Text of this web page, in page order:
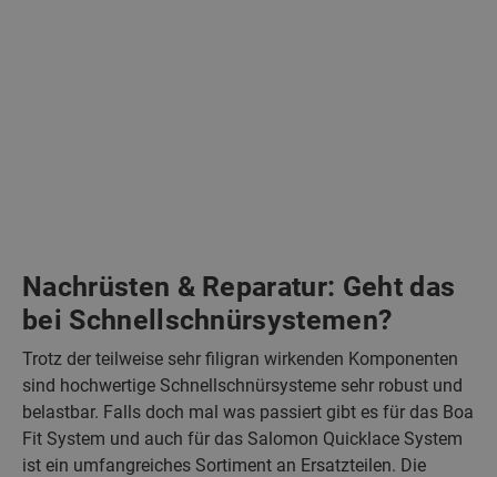
Nachrüsten & Reparatur: Geht das
bei Schnellschnürsystemen?
Trotz der teilweise sehr filigran wirkenden Komponenten
sind hochwertige Schnellschnürsysteme sehr robust und
belastbar. Falls doch mal was passiert gibt es für das Boa
Fit System und auch für das Salomon Quicklace System
ist ein umfangreiches Sortiment an Ersatzteilen. Die